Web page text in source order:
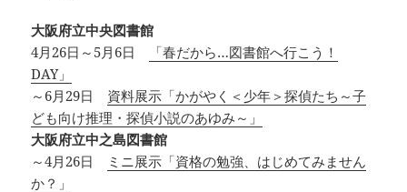
大阪府立中央図書館
4月26日～5月6日
「春だから…図書館へ行こう！
DAY」
～6月29日 資料展示「かがやく＜少年＞探偵たち～子
ども向け推理・探偵小説のあゆみ～」
大阪府立中之島図書館
～4月26日
ミニ展示「資格の勉強、はじめてみません
か？」